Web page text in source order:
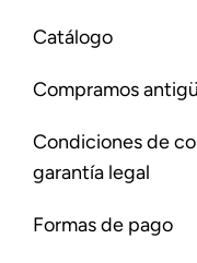
Catálogo
Compramos
Condiciones de
garantía legal
Formas de pago